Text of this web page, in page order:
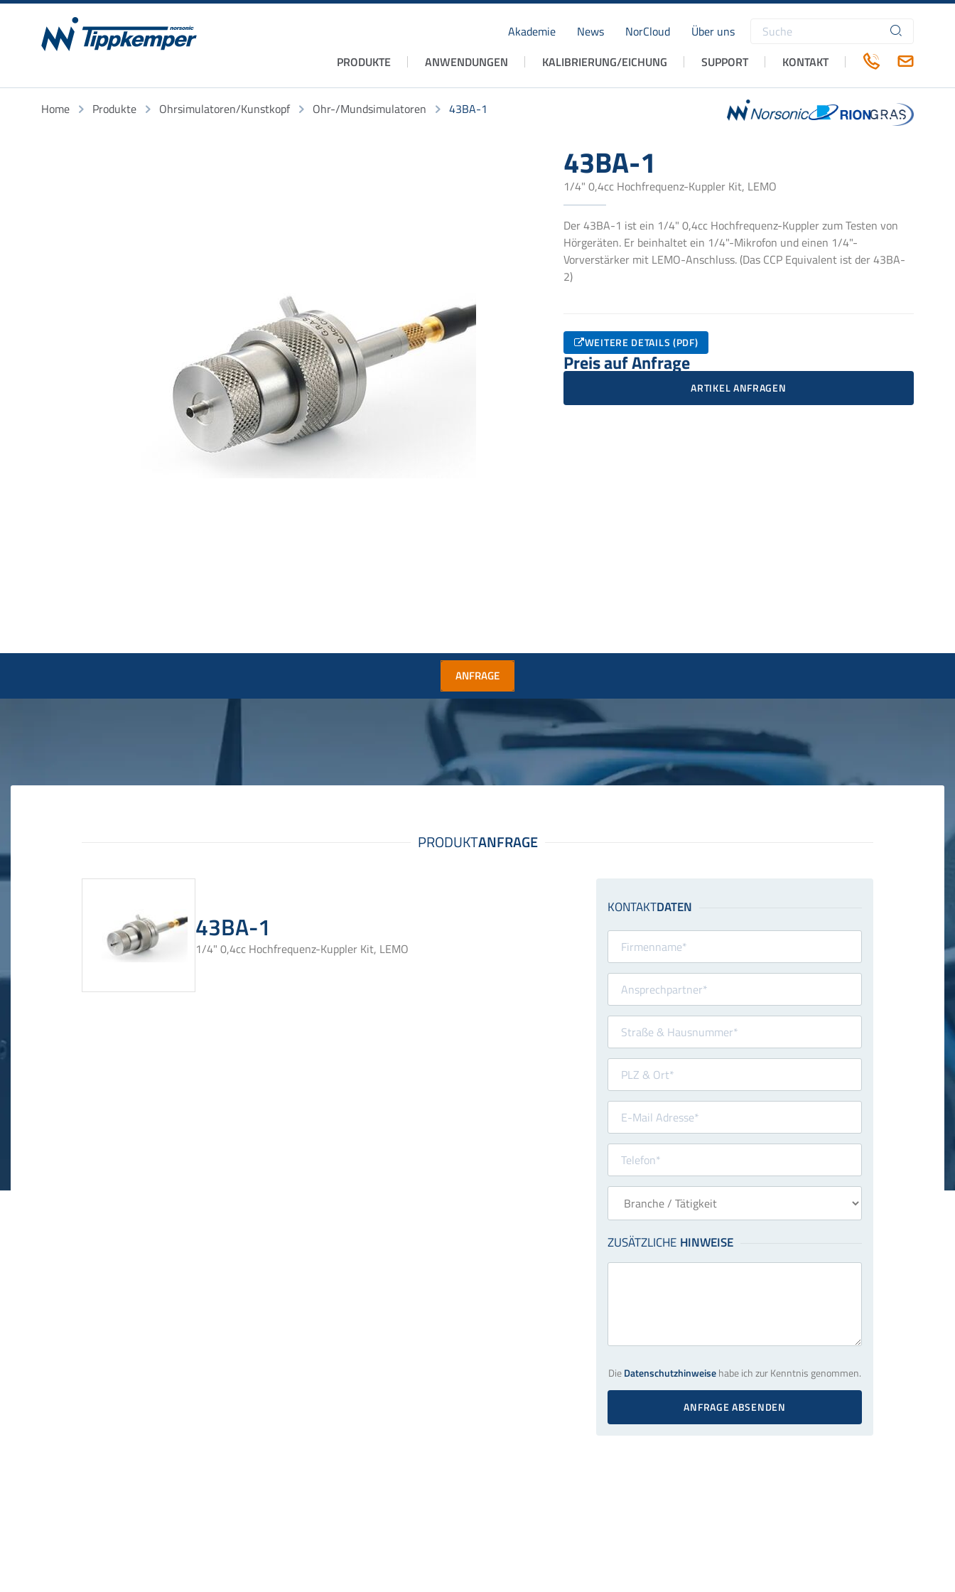
Akademie News NorCloud Über uns
Suchbegriffe
Navigation
PRODUKTE ANWENDUNGEN KALIBRIERUNG/EICHUNG SUPPORT KONTAKT
Home Produkte Ohrsimulatoren/Kunstkopf Ohr-/Mundsimulatoren 43BA-1
43BA-1
1/4" 0,4cc Hochfrequenz-Kuppler Kit, LEMO
Der 43BA-1 ist ein 1/4" 0,4cc Hochfrequenz-Kuppler zum Testen von
Hörgeräten. Er beinhaltet ein 1/4"-Mikrofon und einen 1/4"-
Vorverstärker mit LEMO-Anschluss. (Das CCP Equivalent ist der 43BA-
2)
WEITERE DETAILS (PDF)
Preis auf Anfrage
ARTIKEL ANFRAGEN
ANFRAGE
43BA-1
1/4" 0,4cc Hochfrequenz-Kuppler Kit, LEMO
DieDatenschutzhinweisehabe ich zur Kenntnis genommen.
ANFRAGE ABSENDEN